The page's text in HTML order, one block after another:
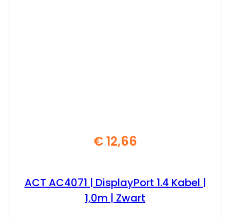
€12,66
ACT AC4071 | DisplayPort 1.4 Kabel |
1,0m | Zwart